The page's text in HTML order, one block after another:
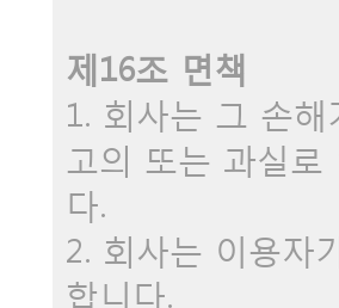
제16조 면책
1. 회사는 그 손
고의 또는 과실
다.
2. 회사는 이용자
합니다.